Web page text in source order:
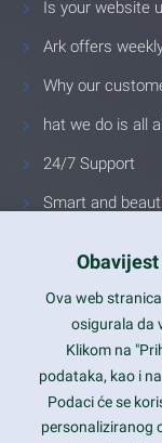
Is your website
Ark offers
Why our
hat we do is all
24/7 Support
Smart and
Latest trends
Contact Info
Ova web
osigurala da
Klikom na
podataka, kao i
Podaci će se
personaliziranog